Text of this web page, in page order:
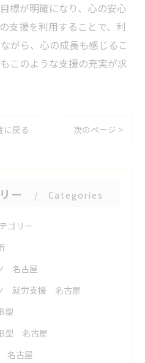
標が明確になり、心の安心
支援を利用することで、利
がら、心の成長も感じるこ
このような支援の充実が求
に戻る 次のページ >
ー Categories
ゴリー
名古屋
就労支援 名古屋
型
型 名古屋
名古屋